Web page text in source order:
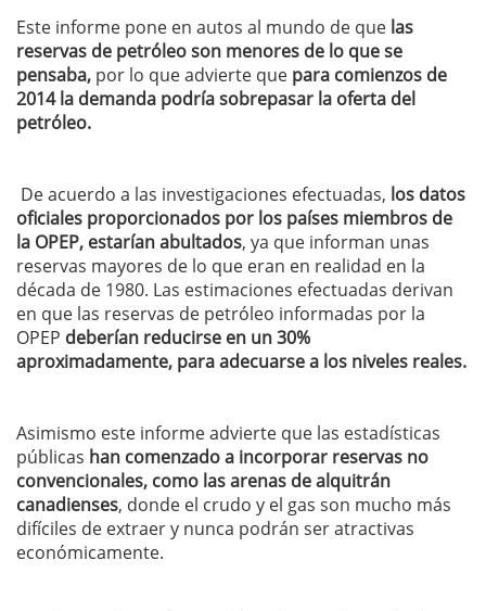
Este informe pone en autos al mundo de que las
reservas de petróleo son menores de lo que se
pensaba, por lo que advierte que para comienzos de
2014 la demanda podría sobrepasar la oferta del
petróleo.
De acuerdo a las investigaciones efectuadas, los datos
oficiales proporcionados por los países miembros de
la OPEP, estarían abultados, ya que informan unas
reservas mayores de lo que eran en realidad en la
década de 1980. Las estimaciones efectuadas derivan
en que las reservas de petróleo informadas por la
OPEP deberían reducirse en un 30%
aproximadamente, para adecuarse a los niveles reales.
Asimismo este informe advierte que las estadísticas
públicas han comenzado a incorporar reservas no
convencionales, como las arenas de alquitrán
canadienses, donde el crudo y el gas son mucho más
difíciles de extraer y nunca podrán ser atractivas
económicamente.